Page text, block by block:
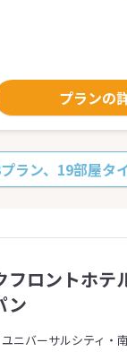
プランの
ラン、19部屋タ
フロントホテ
ン
ユニバーサルシティ・